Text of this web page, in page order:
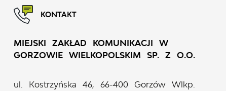
KONTAKT
MIEJSKI ZAKŁAD KOMUNIKACJI W
GORZOWIE WIELKOPOLSKIM SP. Z O.O.
ul. Kostrzyńska 46, 66-400 Gorzów Wlkp.